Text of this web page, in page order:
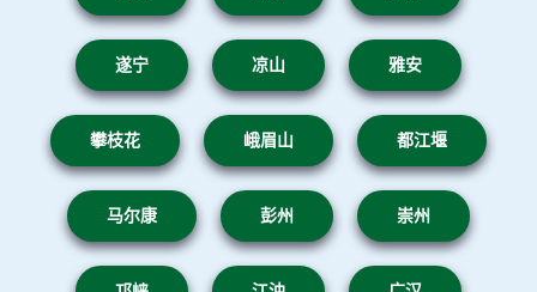
遂宁 凉山 雅安
攀枝花 峨眉山 都江堰
马尔康 彭州 崇州